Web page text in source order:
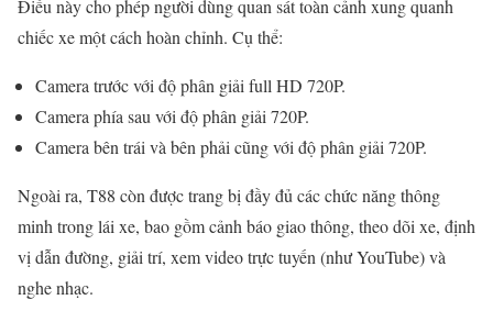
Điều này cho phép người dùng quan sát toàn cảnh xung quanh
chiếc xe một cách hoàn chỉnh. Cụ thể:
Camera trước với độ phân giải full HD 720P.
Camera phía sau với độ phân giải 720P.
Camera bên trái và bên phải cũng với độ phân giải 720P.
Ngoài ra, T88 còn được trang bị đầy đủ các chức năng thông
minh trong lái xe, bao gồm cảnh báo giao thông, theo dõi xe, định
vị dẫn đường, giải trí, xem video trực tuyến (như YouTube) và
nghe nhạc.